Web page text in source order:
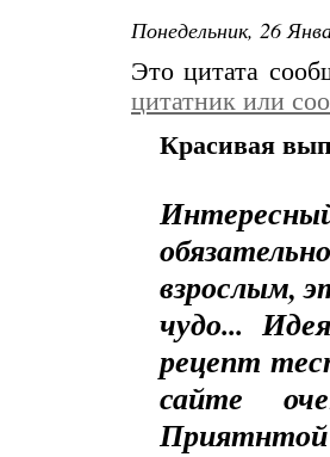
Понедельник, 26
Это цитата
цитатник или
Красивая
взрослым,
чудо...
рецепт
сайте